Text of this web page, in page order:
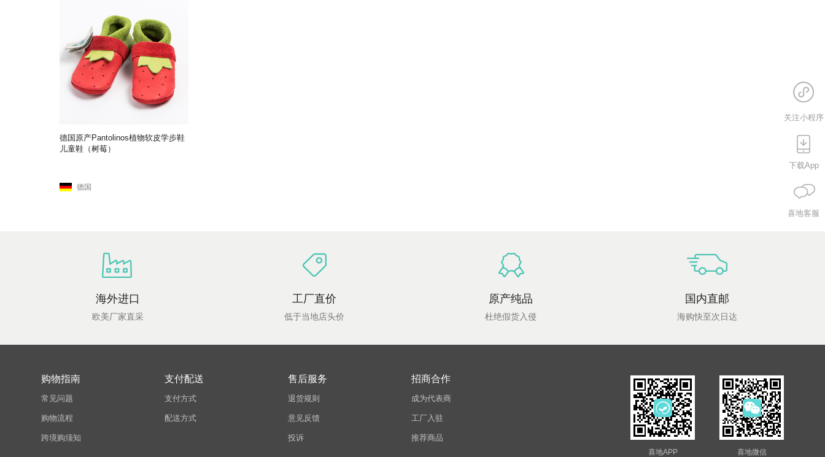
德国原产Pantolinos植物软皮学步鞋
儿童鞋（树莓）
德国
关注小程序
下载App
喜地客服
海外进口
欧美厂家直采
工厂直价
低于当地店头价
原产纯品
杜绝假货入侵
国内直邮
海购快至次日达
购物指南
常见问题
购物流程
跨境购须知
支付配送
支付方式
配送方式
售后服务
退货规则
意见反馈
投诉
招商合作
成为代表商
工厂入驻
推荐商品
喜地APP 喜地微信